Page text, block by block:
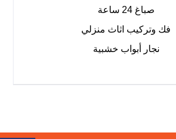
صباغ 24 ساعة
فك وتركيب اثاث منزلي
نجار أبواب خشبية